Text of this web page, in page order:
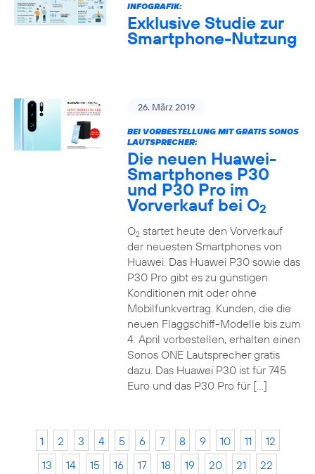
INFOGRAFIK:
Exklusive Studie zur
Smartphone-Nutzung
26. März 2019
BEI VORBESTELLUNG MIT GRATIS SONOS
LAUTSPRECHER:
Die neuen Huawei-
Smartphones P30
und P30 Pro im
Vorverkauf bei O2
O2startet heute den Vorverkauf
der neuesten Smartphones von
Huawei. Das Huawei P30 sowie das
P30 Pro gibt es zu günstigen
Konditionen mit oder ohne
Mobilfunkvertrag. Kunden, die die
neuen Flaggschiff-Modelle bis zum
4. April vorbestellen, erhalten einen
Sonos ONE Lautsprecher gratis
dazu. Das Huawei P30 ist für 745
Euro und das P30 Pro für […]
1 2 3 4 5 6 7 8 9 10 11
12
13
14 15 16 17 18 19 20 21
22